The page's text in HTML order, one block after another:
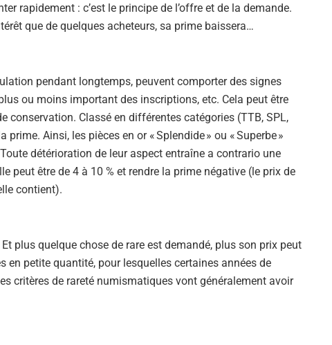
rapidement : c’est le principe de l’offre et de la demande.
que de quelques acheteurs, sa prime baissera…
pendant longtemps, peuvent comporter des signes
ou moins important des inscriptions, etc. Cela peut être
conservation. Classé en différentes catégories (TTB, SPL,
Ainsi, les pièces en or « Splendide » ou « Superbe »
détérioration de leur aspect entraîne a contrario une
peut être de 4 à 10 % et rendre la prime négative (le prix de
contient).
plus quelque chose de rare est demandé, plus son prix peut
en petite quantité, pour lesquelles certaines années de
critères de rareté numismatiques vont généralement avoir